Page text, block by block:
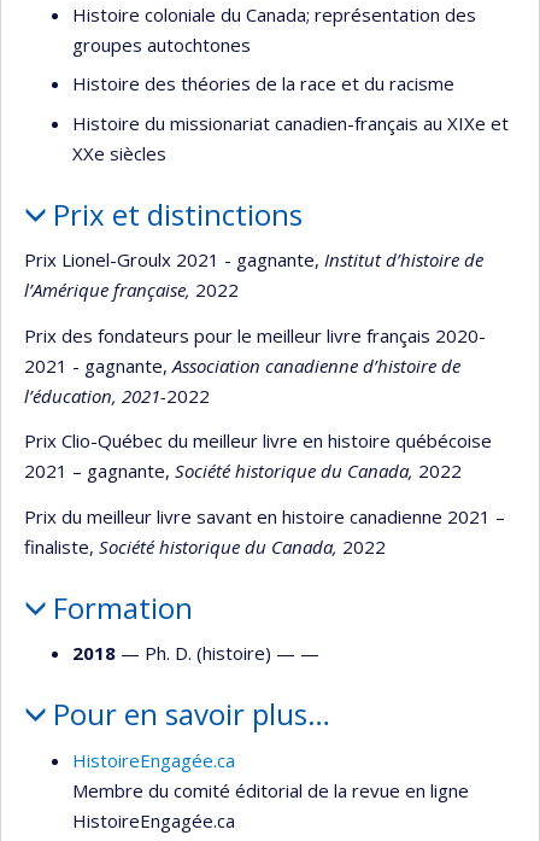
Histoire coloniale du Canada; représentation des
groupes autochtones
Histoire des théories de la race et du racisme
Histoire du missionariat canadien-français au XIXe et
XXe siècles
Prix et distinctions
Prix Lionel-Groulx 2021 - gagnante, Institut d’histoire de
l’Amérique française, 2022
Prix des fondateurs pour le meilleur livre français 2020-
2021 - gagnante, Association canadienne d’histoire de
l’éducation, 2021-2022
Prix Clio-Québec du meilleur livre en histoire québécoise
2021 – gagnante, Société historique du Canada, 2022
Prix du meilleur livre savant en histoire canadienne 2021 –
finaliste, Société historique du Canada, 2022
Formation
2018 — Ph. D. (histoire) — —
Pour en savoir plus…
HistoireEngagée.ca
Membre du comité éditorial de la revue en ligne
HistoireEngagée.ca